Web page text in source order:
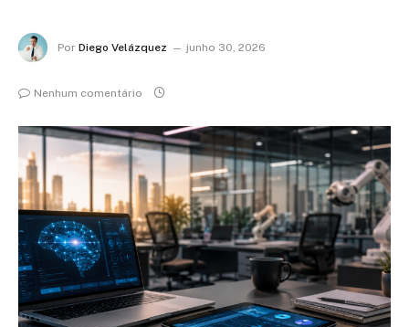
Por Diego Velázquez junho 30, 2026
Nenhum comentário